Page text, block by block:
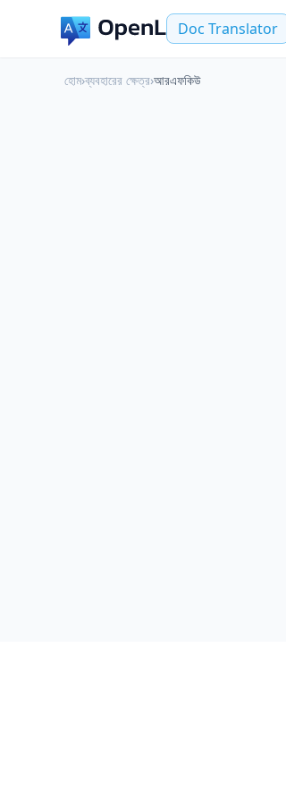
Doc Translator
হোম›ব্যবহারের ক্ষেত্র›আরএফকিউ